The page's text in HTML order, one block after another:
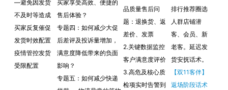
—避免因发货
不及时等造成
买家反复催促
发货时效配置
疫情管控发货
受限配置
买家享受高效、便捷的
售后体验？
专题四：如何减少大促
后差评及投诉量增加，
满意度降低带来的负面
影响？
专题五：如何减少快递
品质量售后问
题：退换货、返
差价、发票
2.关键数据监控
客户满意度评价
3.高危及核心质
检项实时告警到
排行推荐圈选
人群店铺潜
客、会员、新
老客。延迟发
货安抚话术。
【双11客伴】
返场阶段话术